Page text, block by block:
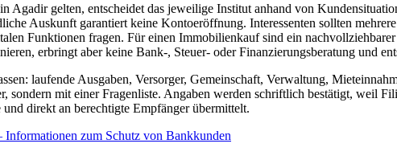
Agadir gelten, entscheidet das jeweilige Institut anhand von
Auskunft garantiert keine Kontoeröffnung. Interessenten sollten
Funktionen fragen. Für einen Immobilienkauf sind ein
erbringt aber keine Bank-, Steuer- oder Finanzierungsberatung und
laufende Ausgaben, Versorger, Gemeinschaft, Verwaltung,
sondern mit einer Fragenliste. Angaben werden schriftlich bestätigt, weil
direkt an berechtigte Empfänger übermittelt.
zum Schutz von Bankkunden